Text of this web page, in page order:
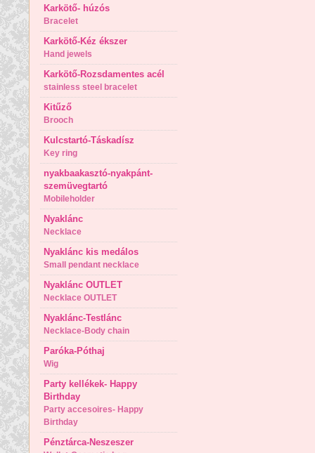
Karkötő- húzós
Bracelet
Karkötő-Kéz ékszer
Hand jewels
Karkötő-Rozsdamentes acél
stainless steel bracelet
Kitűző
Brooch
Kulcstartó-Táskadísz
Key ring
nyakbaakasztó-nyakpánt-
szemüvegtartó
Mobileholder
Nyaklánc
Necklace
Nyaklánc kis medálos
Small pendant necklace
Nyaklánc OUTLET
Necklace OUTLET
Nyaklánc-Testlánc
Necklace-Body chain
Paróka-Póthaj
Wig
Party kellékek- Happy
Birthday
Party accesoires- Happy
Birthday
Pénztárca-Neszeszer